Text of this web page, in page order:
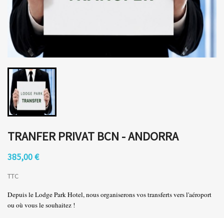
Connexion ×
TRANFER PRIVAT BCN - ANDORRA
385,00 €
TTC
Depuis le Lodge Park Hotel, nous organiserons vos transferts vers l'aéroport
ou où vous le souhaitez !